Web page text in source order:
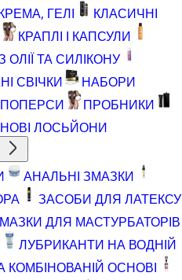
ГЕЛІ
КЛАСИЧНІ
КРАПЛІ І КАПСУЛИ
ТА СИЛІКОНУ
СВІЧКИ
НАБОРИ
ПОПЕРСИ
ПРОБНИКИ
ЛОСЬЙОНИ
АНАЛЬНІ ЗМАЗКИ
ЗАСОБИ ДЛЯ ЛАТЕКСУ
ДЛЯ МАСТУРБАТОРІВ
ЛУБРИКАНТИ НА ВОДНІЙ
ОСНОВІ